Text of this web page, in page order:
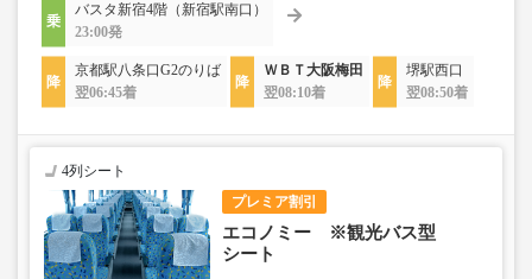
バスタ新宿4階（新宿駅南口）
23:00発
京都駅八条口G2のりば
翌06:45着
ＷＢＴ大阪梅田
翌08:10着
堺駅西口
翌08:50着
プレミア割引
4列シート
エコノミー ※観光バス型
シート